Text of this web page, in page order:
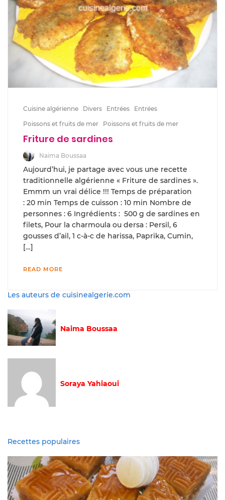
Cuisine algérienne Divers Entrées
Entrées
Poissons et fruits de mer
Poissons et fruits de mer
Friture de sardines
Naima Boussaa
Aujourd’hui, je partage avec vous une recette
traditionnelle algérienne « Friture de sardines ».
Emmm un vrai délice !!! Temps de préparation
: 20 min Temps de cuisson : 10 min Nombre de
personnes : 6 Ingrédients : 500 g de sardines en
filets, Pour la charmoula ou dersa : Persil, 6
gousses d’ail, 1 c-à-c de harissa, Paprika, Cumin,
[…]
READ MORE
Les auteurs de cuisinealgerie.com
Naima Boussaa
Soraya Yahiaoui
Recettes populaires